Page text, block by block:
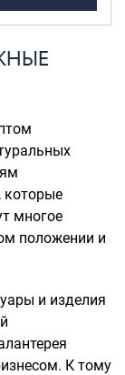
которые
многое
положении и
и изделия
К тому